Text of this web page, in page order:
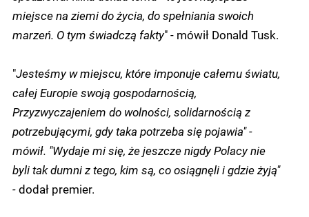
miejsce na ziemi do życia, do spełniania swoich
marzeń. O tym świadczą fakty" - mówił Donald Tusk.
"Jesteśmy w miejscu, które imponuje całemu światu,
całej Europie swoją gospodarnością,
Przyzwyczajeniem do wolności, solidarnością z
potrzebującymi, gdy taka potrzeba się pojawia" -
mówił. "Wydaje mi się, że jeszcze nigdy Polacy nie
byli tak dumni z tego, kim są, co osiągnęli i gdzie żyją"
-dodał premier.